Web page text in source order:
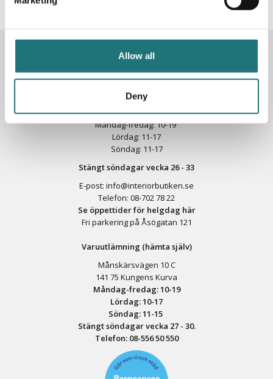
Allow all
Deny
KONTAKTA OSS
Butik
Götgatan 59
116 41 Stockholm
Måndag-fredag: 10-19
Lördag: 11-17
Söndag: 11-17
Stängt söndagar vecka 26 - 33
E-post: info@interiorbutiken.se
Telefon: 08-702 78 22
Se öppettider för helgdag här
Fri parkering på Åsögatan 121
Varuutlämning (hämta själv)
Månskärsvägen 10 C
141 75 Kungens Kurva
Måndag-fredag: 10-19
Lördag: 10-17
Söndag: 11-15
Stängt söndagar vecka 27 - 30.
Telefon: 08-556 50 550